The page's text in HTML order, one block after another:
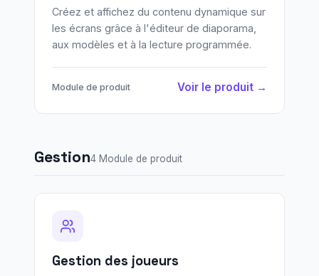
Créez et affichez du contenu dynamique sur
les écrans grâce à l'éditeur de diaporama,
aux modèles et à la lecture programmée.
Module de produit Voir le produit →
Gestion4 Module de produit
Gestion des joueurs